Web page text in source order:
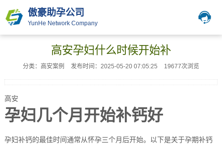
傲豪助孕公司
YunHe Network Company
高安孕妇什么时候开始补
分类：高安案例 发布时间：2025-05-20 07:05:25 19677次浏览
高安
孕妇几个月开始补钙好
孕妇补钙的最佳时间通常从怀孕三个月后开始。以下是关于孕期补钙